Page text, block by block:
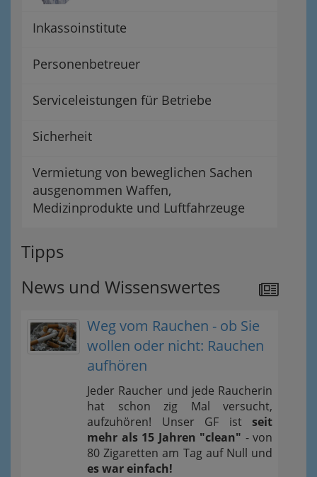
Inkassoinstitute
Personenbetreuer
Serviceleistungen für Betriebe
Sicherheit
Vermietung von beweglichen Sachen
ausgenommen Waffen,
Medizinprodukte und Luftfahrzeuge
Tipps
News und Wissenswertes
Weg vom Rauchen - ob Sie
wollen oder nicht: Rauchen
aufhören
Jeder Raucher und jede Raucherin
hat schon zig Mal versucht,
aufzuhören! Unser GF ist seit
mehr als 15 Jahren "clean" - von
80 Zigaretten am Tag auf Null und
es war einfach!